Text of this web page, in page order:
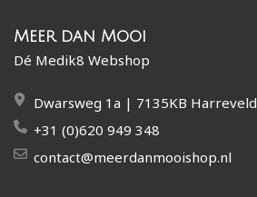
Meer dan Mooi
Dé Medik8 Webshop
Dwarsweg 1a | 7135KB Harreveld
+31 (0)620 949 348
contact@meerdanmooishop.nl